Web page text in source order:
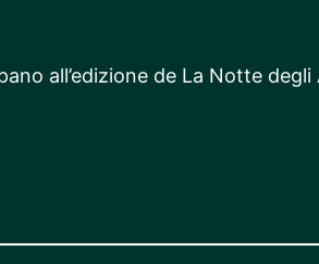
all’edizione de La Notte